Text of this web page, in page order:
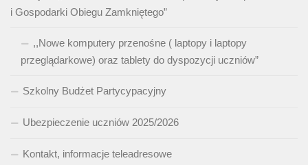
i Gospodarki Obiegu Zamkniętego”
,,Nowe komputery przenośne ( laptopy i laptopy
przeglądarkowe) oraz tablety do dyspozycji uczniów”
Szkolny Budżet Partycypacyjny
Ubezpieczenie uczniów 2025/2026
Kontakt, informacje teleadresowe